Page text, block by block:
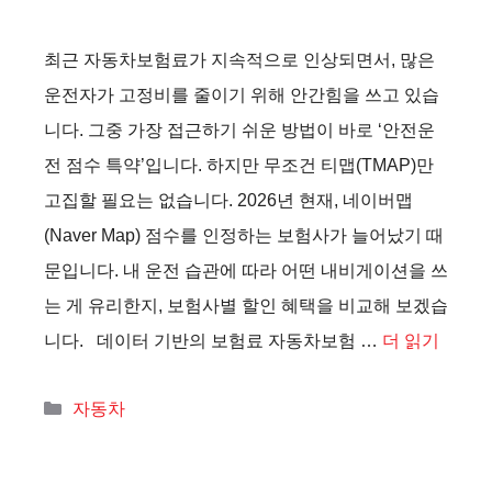
최근 자동차보험료가 지속적으로 인상되면서, 많은
운전자가 고정비를 줄이기 위해 안간힘을 쓰고 있습
니다. 그중 가장 접근하기 쉬운 방법이 바로 ‘안전운
전 점수 특약’입니다. 하지만 무조건 티맵(TMAP)만
고집할 필요는 없습니다. 2026년 현재, 네이버맵
(Naver Map) 점수를 인정하는 보험사가 늘어났기 때
문입니다. 내 운전 습관에 따라 어떤 내비게이션을 쓰
는 게 유리한지, 보험사별 할인 혜택을 비교해 보겠습
니다. 데이터 기반의 보험료 자동차보험 … 더 읽기
카
자동차